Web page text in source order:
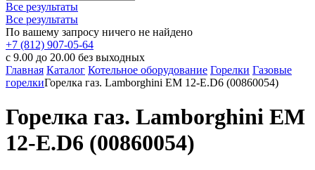
Все результаты
Все результаты
По вашему запросу ничего не найдено
+7 (812) 907-05-64
с 9.00 до 20.00 без выходных
Главная Каталог Котельное оборудование Горелки Газовые
горелкиГорелка газ. Lamborghini EM 12-E.D6 (00860054)
Горелка газ. Lamborghini EM
12-E.D6 (00860054)